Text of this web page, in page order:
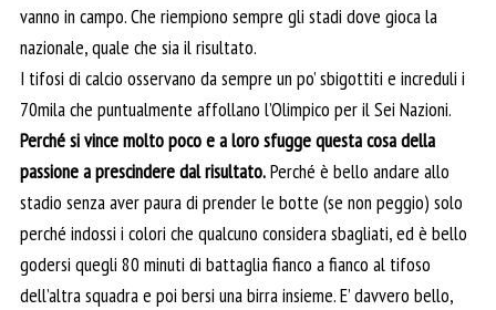
vanno in campo. Che riempiono sempre gli stadi dove gioca la
nazionale, quale che sia il risultato.
I tifosi di calcio osservano da sempre un po’ sbigottiti e increduli i
70mila che puntualmente affollano l’Olimpico per il Sei Nazioni.
Perché si vince molto poco e a loro sfugge questa cosa della
passione a prescindere dal risultato.Perché è bello andare allo
stadio senza aver paura di prender le botte (se non peggio) solo
perché indossi i colori che qualcuno considera sbagliati, ed è bello
godersi quegli 80 minuti di battaglia fianco a fianco al tifoso
dell’altra squadra e poi bersi una birra insieme. E’ davvero bello,